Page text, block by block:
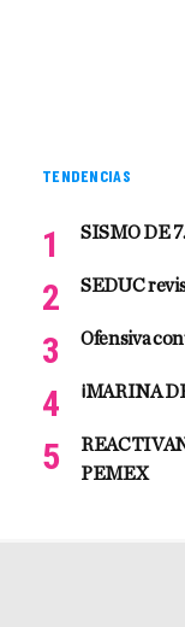
TENDENCIAS
SISMO DE
SEDUC
Ofensiva
¡MARINA
PEMEX